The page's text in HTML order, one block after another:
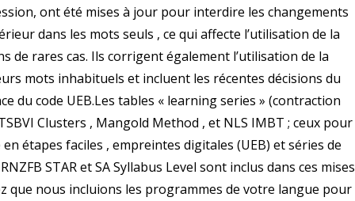
ont été mises à jour pour interdire les changements
dans les mots seuls , ce qui affecte l’utilisation de la
de rares cas. Ils corrigent également l’utilisation de la
mots inhabituels et incluent les récentes décisions du
du code UEB.Les tables « learning series » (contraction
Clusters , Mangold Method , et NLS IMBT ; ceux pour
en étapes faciles , empreintes digitales (UEB) et séries de
STAR et SA Syllabus Level sont inclus dans ces mises
que nous incluions les programmes de votre langue pour